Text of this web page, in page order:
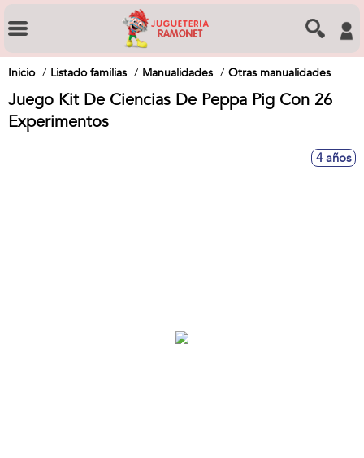
Inicio Listado familias Manualidades Otras manualidades
Juego Kit De Ciencias De Peppa Pig Con 26
Experimentos
4 años